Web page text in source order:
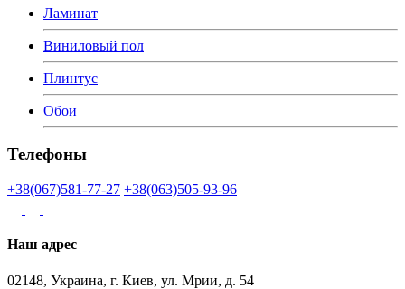
Ламинат
Виниловый пол
Плинтус
Обои
Телефоны
+38(067)581-77-27 +38(063)505-93-96
Наш адрес
02148, Украина, г. Киев, ул. Мрии, д. 54